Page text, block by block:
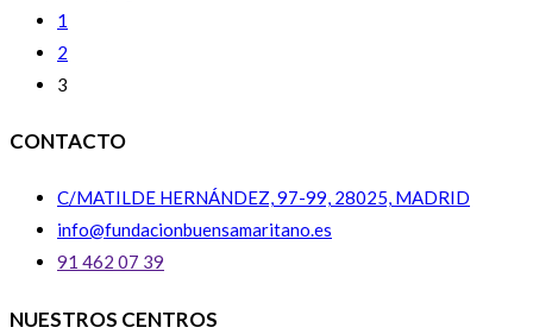
1
2
3
CONTACTO
C/MATILDE HERNÁNDEZ, 97-99, 28025, MADRID
info@fundacionbuensamaritano.es
91 462 07 39
NUESTROS CENTROS